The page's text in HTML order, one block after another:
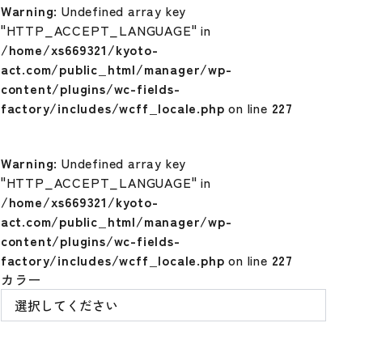
Warning: Undefined array key
"HTTP_ACCEPT_LANGUAGE" in
/home/xs669321/kyoto-
act.com/public_html/manager/wp-
content/plugins/wc-fields-
factory/includes/wcff_locale.php on line 227
Warning: Undefined array key
"HTTP_ACCEPT_LANGUAGE" in
/home/xs669321/kyoto-
act.com/public_html/manager/wp-
content/plugins/wc-fields-
factory/includes/wcff_locale.php on line 227
カラー